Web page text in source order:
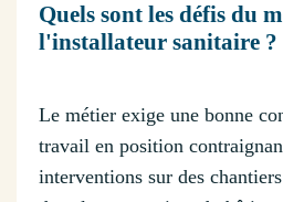
Quels sont les défis du
l'installateur sanitaire ?
Le métier exige une bonne
travail en position
interventions sur des